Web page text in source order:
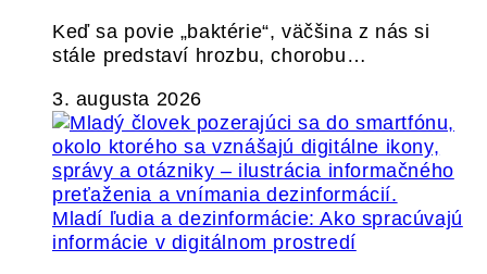
Keď sa povie „baktérie“, väčšina z nás si
stále predstaví hrozbu, chorobu…
3. augusta 2026
Mladí ľudia a dezinformácie: Ako spracúvajú
informácie v digitálnom prostredí